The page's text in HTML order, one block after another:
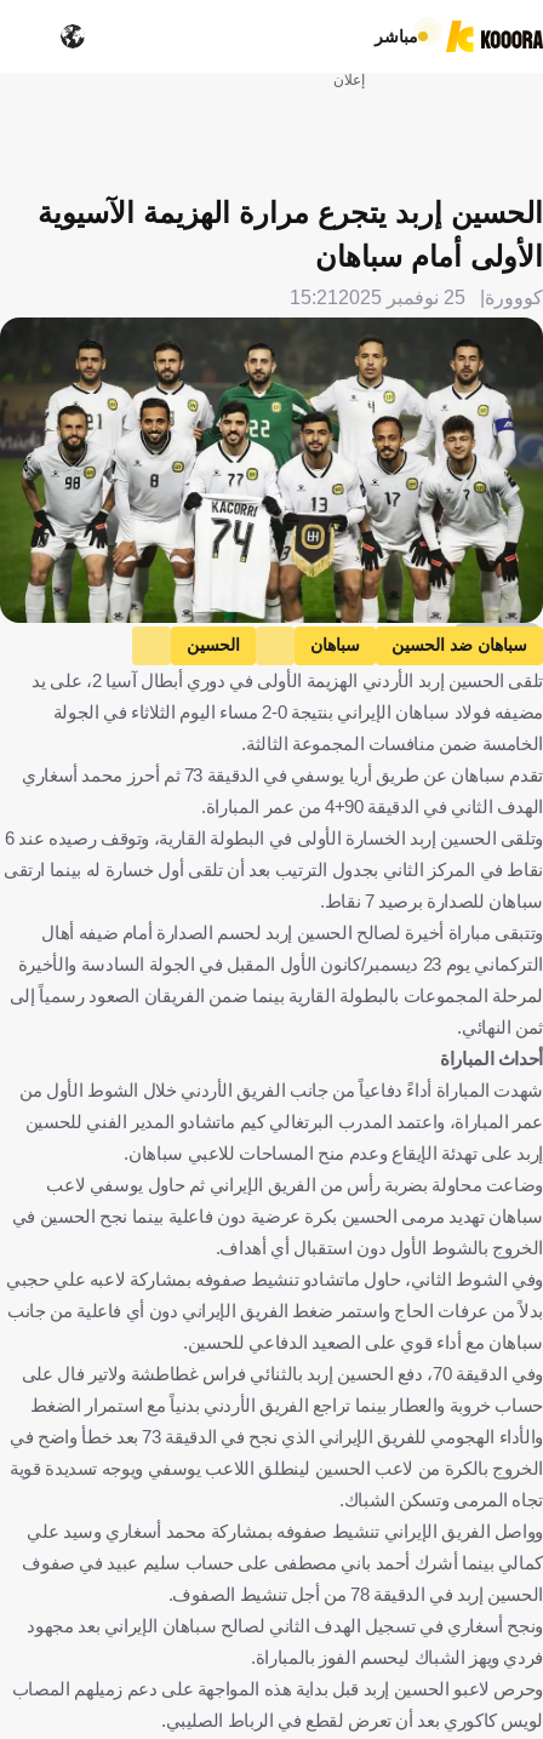
مباشر
إعلان
الحسين إربد يتجرع مرارة الهزيمة الآسيوية
الأولى أمام سباهان
كووورة 25 نوفمبر 2025 15:21
KOOORA
سباهان ضد الحسين سباهان
الحسين
دوري أبطال آسيا 2
كرة قدم
تلقى الحسين إربد الأردني الهزيمة الأولى في دوري أبطال آسيا 2، على يد
مضيفه فولاد سباهان الإيراني بنتيجة 0-2 مساء اليوم الثلاثاء في الجولة
الخامسة ضمن منافسات المجموعة الثالثة.
تقدم سباهان عن طريق أريا يوسفي في الدقيقة 73 ثم أحرز محمد أسغاري
الهدف الثاني في الدقيقة 90+4 من عمر المباراة.
وتلقى الحسين إربد الخسارة الأولى في البطولة القارية، وتوقف رصيده عند 6
نقاط في المركز الثاني بجدول الترتيب بعد أن تلقى أول خسارة له بينما ارتقى
سباهان للصدارة برصيد 7 نقاط.
وتتبقى مباراة أخيرة لصالح الحسين إربد لحسم الصدارة أمام ضيفه أهال
التركماني يوم 23 ديسمبر/كانون الأول المقبل في الجولة السادسة والأخيرة
لمرحلة المجموعات بالبطولة القارية بينما ضمن الفريقان الصعود رسمياً إلى
ثمن النهائي.
أحداث المباراة
شهدت المباراة أداءً دفاعياً من جانب الفريق الأردني خلال الشوط الأول من
عمر المباراة، واعتمد المدرب البرتغالي كيم ماتشادو المدير الفني للحسين
إربد على تهدئة الإيقاع وعدم منح المساحات للاعبي سباهان.
وضاعت محاولة بضربة رأس من الفريق الإيراني ثم حاول يوسفي لاعب
سباهان تهديد مرمى الحسين بكرة عرضية دون فاعلية بينما نجح الحسين في
الخروج بالشوط الأول دون استقبال أي أهداف.
وفي الشوط الثاني، حاول ماتشادو تنشيط صفوفه بمشاركة لاعبه علي حجبي
بدلاً من عرفات الحاج واستمر ضغط الفريق الإيراني دون أي فاعلية من جانب
سباهان مع أداء قوي على الصعيد الدفاعي للحسين.
وفي الدقيقة 70، دفع الحسين إربد بالثنائي فراس غطاطشة ولاتير فال على
حساب خروبة والعطار بينما تراجع الفريق الأردني بدنياً مع استمرار الضغط
والأداء الهجومي للفريق الإيراني الذي نجح في الدقيقة 73 بعد خطأ واضح في
الخروج بالكرة من لاعب الحسين لينطلق اللاعب يوسفي ويوجه تسديدة قوية
تجاه المرمى وتسكن الشباك.
وواصل الفريق الإيراني تنشيط صفوفه بمشاركة محمد أسغاري وسيد علي
كمالي بينما أشرك أحمد باني مصطفى على حساب سليم عبيد في صفوف
الحسين إربد في الدقيقة 78 من أجل تنشيط الصفوف.
ونجح أسغاري في تسجيل الهدف الثاني لصالح سباهان الإيراني بعد مجهود
فردي ويهز الشباك ليحسم الفوز بالمباراة.
وحرص لاعبو الحسين إربد قبل بداية هذه المواجهة على دعم زميلهم المصاب
لويس كاكوري بعد أن تعرض لقطع في الرباط الصليبي.